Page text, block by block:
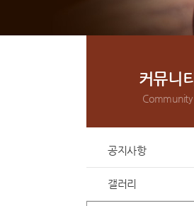
커뮤니티
Community
공지사항
갤러리